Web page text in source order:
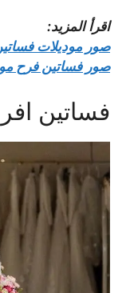
اقرأ المزيد:
صور موديلات فساتين
صور فساتين فرح
فساتين